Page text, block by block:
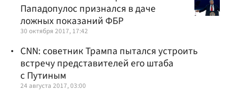
Пападопулос признался в даче
ложных показаний ФБР
30 октября 2017, 17:42
CNN: советник Трампа пытался устроить
встречу представителей его штаба
с Путиным
24 августа 2017, 03:00